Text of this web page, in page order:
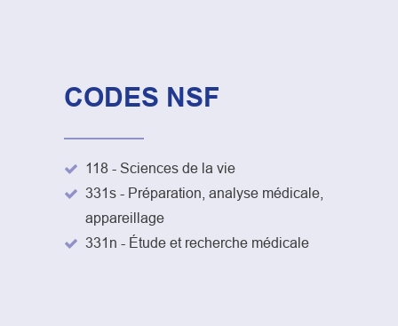
CODES NSF
118 - Sciences de la vie
331s - Préparation, analyse médicale,
appareillage
331n - Étude et recherche médicale